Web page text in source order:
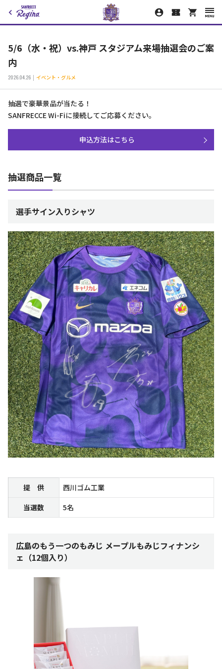
5/6（水・祝）vs.神戸 スタジアム来場抽選会のご案
内
2026.04.26 イベント・グルメ
抽選で豪華景品が当たる！
SANFRECCE Wi-Fiに接続してご応募ください。
申込方法はこちら
抽選商品一覧
選手サイン入りシャツ
提 供
西川ゴム工業
当選数
5名
広島のもう一つのもみじ メープルもみじフィナンシ
ェ（12個入り）